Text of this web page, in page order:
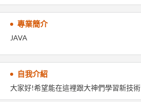
專業簡介
JAVA
自我介紹
大家好!希望能在這裡跟大神們學習新技術